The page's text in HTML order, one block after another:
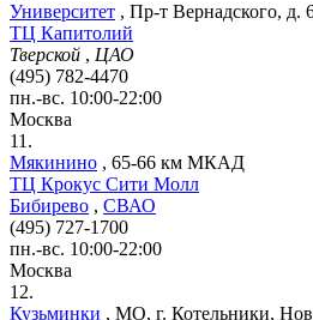
Университет , Пр-т Вернадского, д.
ТЦ Капитолий
Тверской , ЦАО
(495) 782-4470
пн.-вс. 10:00-22:00
Москва
11.
Мякинино , 65-66 км МКАД
ТЦ Крокус Сити Молл
Бибирево , СВАО
(495) 727-1700
пн.-вс. 10:00-22:00
Москва
12.
Кузьминки , МО, г. Котельники,